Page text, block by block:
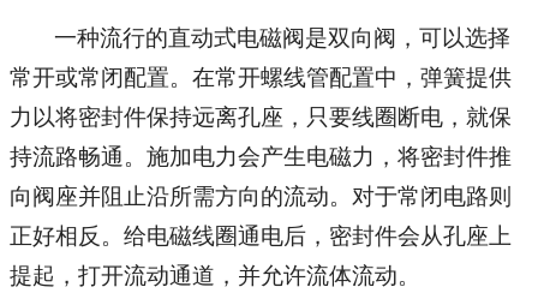
一种流行的直动式电磁阀是双向阀，可以选择
常开或常闭配置。在常开螺线管配置中，弹簧提供
力以将密封件保持远离孔座，只要线圈断电，就保
持流路畅通。施加电力会产生电磁力，将密封件推
向阀座并阻止沿所需方向的流动。对于常闭电路则
正好相反。给电磁线圈通电后，密封件会从孔座上
提起，打开流动通道，并允许流体流动。